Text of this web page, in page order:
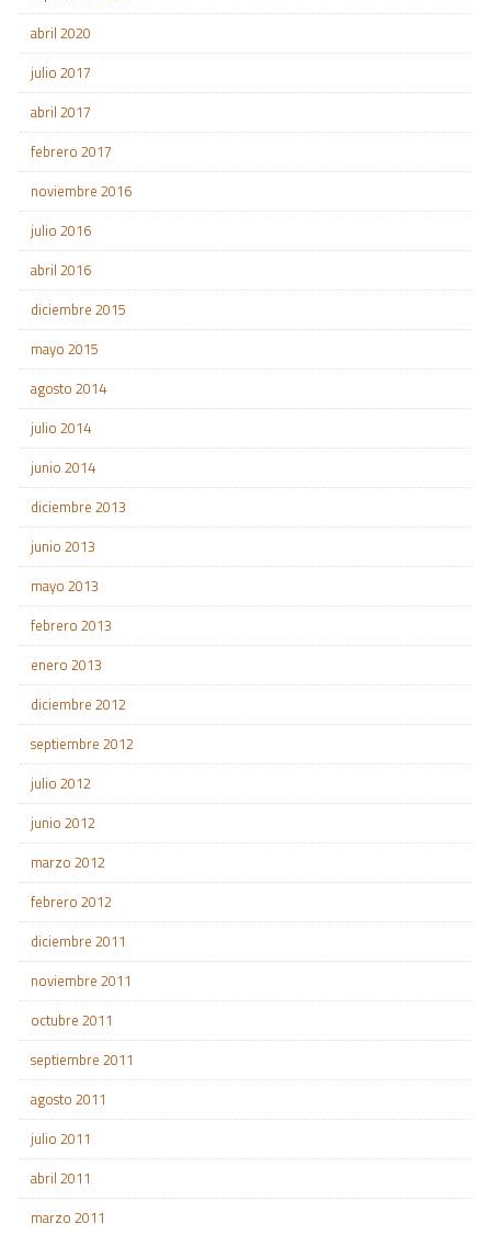
abril 2020
julio 2017
abril 2017
febrero 2017
noviembre 2016
julio 2016
abril 2016
diciembre 2015
mayo 2015
agosto 2014
julio 2014
junio 2014
diciembre 2013
junio 2013
mayo 2013
febrero 2013
enero 2013
diciembre 2012
septiembre 2012
julio 2012
junio 2012
marzo 2012
febrero 2012
diciembre 2011
noviembre 2011
octubre 2011
septiembre 2011
agosto 2011
julio 2011
abril 2011
marzo 2011